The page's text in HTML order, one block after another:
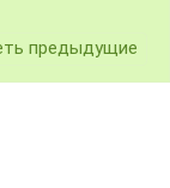
предыдущие